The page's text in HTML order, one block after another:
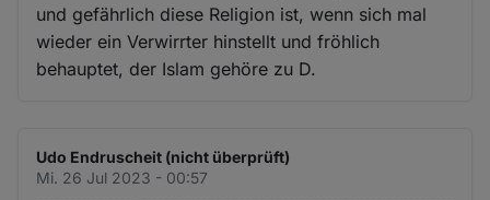
und gefährlich diese Religion ist, wenn sich mal
wieder ein Verwirrter hinstellt und fröhlich
behauptet, der Islam gehöre zu D.
Udo Endruscheit (nicht überprüft)
Mi. 26 Jul 2023 - 00:57